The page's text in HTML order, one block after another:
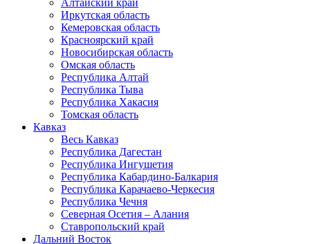
Алтайский край
Иркутская область
Кемеровская область
Красноярский край
Новосибирская область
Омская область
Республика Алтай
Республика Тыва
Республика Хакасия
Томская область
Кавказ
Весь Кавказ
Республика Дагестан
Республика Ингушетия
Республика Кабардино-Балкария
Республика Карачаево-Черкесия
Республика Чечня
Северная Осетия – Алания
Ставропольский край
Дальний Восток